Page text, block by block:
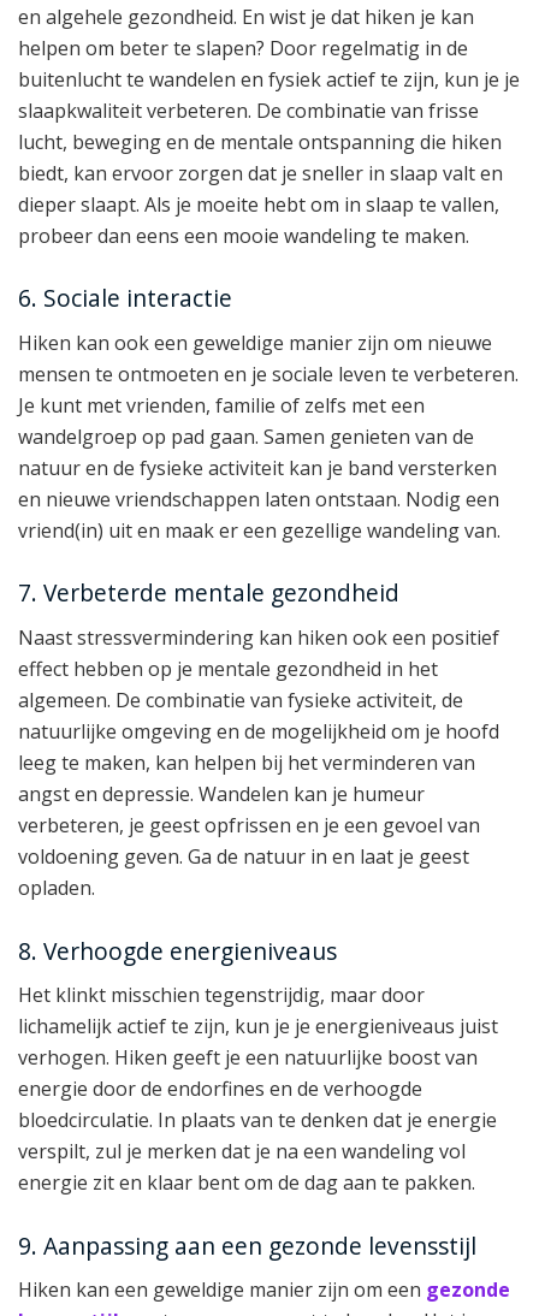
en algehele gezondheid. En wist je dat hiken je kan
helpen om beter te slapen? Door regelmatig in de
buitenlucht te wandelen en fysiek actief te zijn, kun je je
slaapkwaliteit verbeteren. De combinatie van frisse
lucht, beweging en de mentale ontspanning die hiken
biedt, kan ervoor zorgen dat je sneller in slaap valt en
dieper slaapt. Als je moeite hebt om in slaap te vallen,
probeer dan eens een mooie wandeling te maken.
6. Sociale interactie
Hiken kan ook een geweldige manier zijn om nieuwe
mensen te ontmoeten en je sociale leven te verbeteren.
Je kunt met vrienden, familie of zelfs met een
wandelgroep op pad gaan. Samen genieten van de
natuur en de fysieke activiteit kan je band versterken
en nieuwe vriendschappen laten ontstaan. Nodig een
vriend(in) uit en maak er een gezellige wandeling van.
7. Verbeterde mentale gezondheid
Naast stressvermindering kan hiken ook een positief
effect hebben op je mentale gezondheid in het
algemeen. De combinatie van fysieke activiteit, de
natuurlijke omgeving en de mogelijkheid om je hoofd
leeg te maken, kan helpen bij het verminderen van
angst en depressie. Wandelen kan je humeur
verbeteren, je geest opfrissen en je een gevoel van
voldoening geven. Ga de natuur in en laat je geest
opladen.
8. Verhoogde energieniveaus
Het klinkt misschien tegenstrijdig, maar door
lichamelijk actief te zijn, kun je je energieniveaus juist
verhogen. Hiken geeft je een natuurlijke boost van
energie door de endorfines en de verhoogde
bloedcirculatie. In plaats van te denken dat je energie
verspilt, zul je merken dat je na een wandeling vol
energie zit en klaar bent om de dag aan te pakken.
9. Aanpassing aan een gezonde levensstijl
Hiken kan een geweldige manier zijn om een gezonde